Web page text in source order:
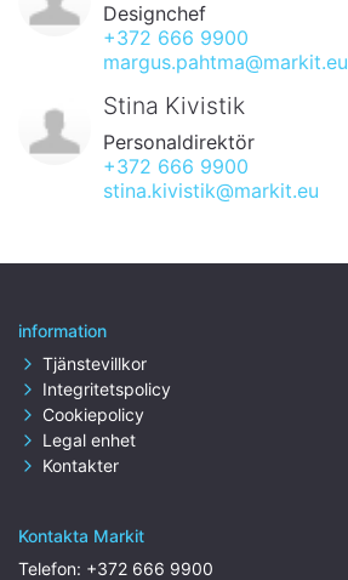
Designchef
+372 666 9900
margus.pahtma@markit.eu
Stina Kivistik
Personaldirektör
+372 666 9900
stina.kivistik@markit.eu
information
Tjänstevillkor
Integritetspolicy
Cookiepolicy
Legal enhet
Kontakter
Kontakta Markit
Telefon: +372 666 9900